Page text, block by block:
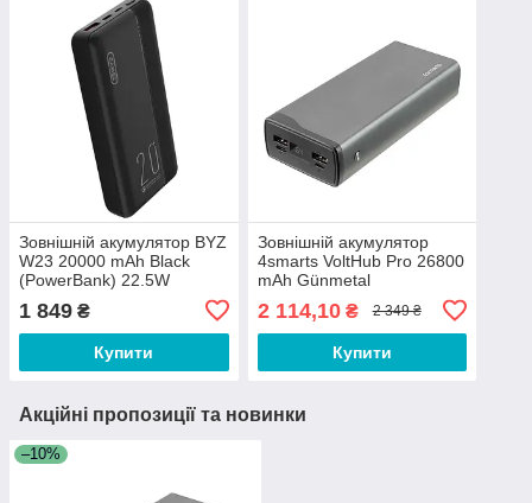
Зовнішній акумулятор BYZ
W23 20000 mAh Black
(PowerBank) 22.5W
1 849 ₴
Купити
Зовнішній акумулятор
4smarts VoltHub Pro 26800
mAh Günmetal
(PowerBank) 22.5W *Select
Edition*
2 114,10₴ 2 349 ₴
Купити
Акційні пропозиції та новинки
–10%